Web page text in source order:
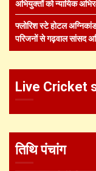
अभियुक्तों को न्यायिक
फ्लोरिश स्टे होटल
परिजनों से गढ़वाल सांसद
Live Cricket
तिथि पंचांग